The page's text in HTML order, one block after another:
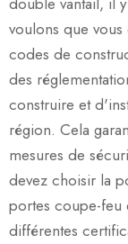
voulons que
codes de
des
construire et
région. Cela
mesures de
devez choisir la
portes coupe-feu
différentes